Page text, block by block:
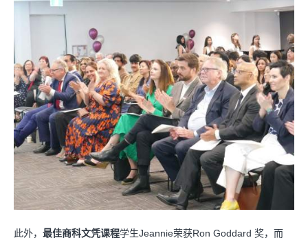
此外， 最佳商科文凭课程学生Jeannie荣获Ron Goddard 奖，而